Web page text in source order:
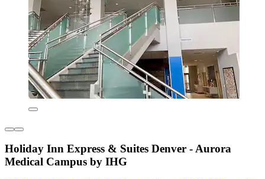
Holiday Inn Express & Suites Denver - Aurora
Medical Campus by IHG